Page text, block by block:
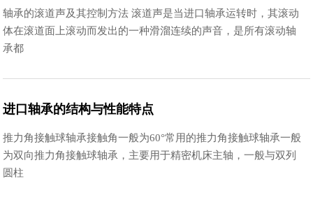
轴承的滚道声及其控制方法 滚道声是当进口轴承运转时，其滚动
体在滚道面上滚动而发出的一种滑溜连续的声音，是所有滚动轴
承都
进口轴承的结构与性能特点
推力角接触球轴承接触角一般为60°常用的推力角接触球轴承一般
为双向推力角接触球轴承，主要用于精密机床主轴，一般与双列
圆柱